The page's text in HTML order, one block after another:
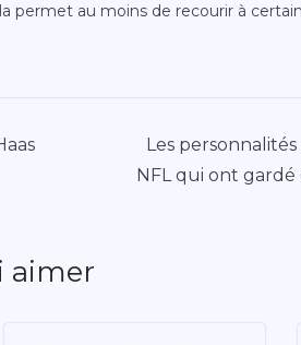
permet au moins de recourir à
Les
NFL qui ont gardé
aimer